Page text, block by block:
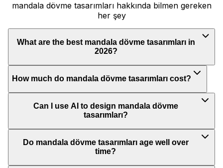
mandala dövme tasarımları hakkında bilmen gereken
her şey
What are the best mandala dövme tasarımları in
2026?
How much do mandala dövme tasarımları cost?
Can I use AI to design mandala dövme
tasarımları?
Do mandala dövme tasarımları age well over
time?